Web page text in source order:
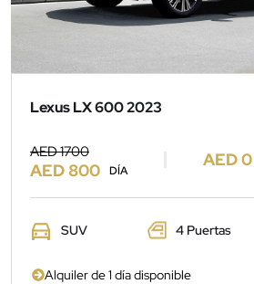
Lexus LX 600 2023
AED 1700
AED 800 DÍA
AED 0
SUV 4 Puertas
Alquiler de 1 día disponible